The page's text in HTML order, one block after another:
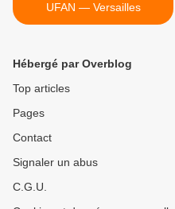
UFAN — Versailles
Hébergé par Overblog
Top articles
Pages
Contact
Signaler un abus
C.G.U.